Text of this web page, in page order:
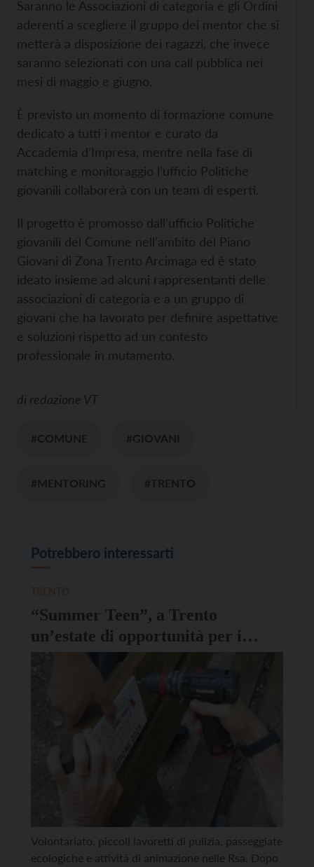
Saranno le Associazioni di categoria e gli Ordini
aderenti a scegliere il gruppo dei mentor che si
metterà a disposizione dei ragazzi, che invece
saranno selezionati con una call pubblica nei
mesi di maggio e giugno.
È previsto un momento di formazione comune
dedicato a tutti i mentor e curato da
Accademia d’Impresa, mentre nella fase di
matching e monitoraggio l’ufficio Politiche
giovanili collaborerà con un team di esperti.
Il progetto è promosso dall’ufficio Politiche
giovanili del Comune nell’ambito del Piano
Giovani di Zona Trento Arcimaga ed è stato
ideato insieme ad alcuni rappresentanti delle
associazioni di categoria e a un gruppo di
giovani che ha lavorato per definire aspettative
e soluzioni rispetto ad un contesto
professionale in mutamento.
di redazione VT
#COMUNE #GIOVANI
#MENTORING #TRENTO
Potrebbero interessarti
“Summer Teen”, a Trento
un’estate di opportunità per i
giovani dai 14 ai 20 anni
Volontariato, piccoli lavoretti di pulizia, passeggiate
ecologiche e attività di animazione nelle Rsa. Dopo